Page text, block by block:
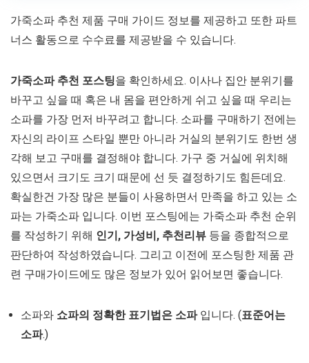
가죽소파 추천 제품 구매 가이드 정보를 제공하고 또한 파트
너스 활동으로 수수료를 제공받을 수 있습니다.
가죽소파 추천 포스팅을 확인하세요. 이사나 집안 분위기를
바꾸고 싶을 때 혹은 내 몸을 편안하게 쉬고 싶을 때 우리는
소파를 가장 먼저 바꾸려고 합니다. 소파를 구매하기 전에는
자신의 라이프 스타일 뿐만 아니라 거실의 분위기도 한번 생
각해 보고 구매를 결정해야 합니다. 가구 중 거실에 위치해
있으면서 크기도 크기 때문에 선 듯 결정하기도 힘든데요.
확실한건 가장 많은 분들이 사용하면서 만족을 하고 있는 소
파는 가죽소파 입니다. 이번 포스팅에는 가죽소파 추천 순위
를 작성하기 위해 인기, 가성비, 추천리뷰 등을 종합적으로
판단하여 작성하였습니다. 그리고 이전에 포스팅한 제품 관
련 구매가이드에도 많은 정보가 있어 읽어보면 좋습니다.
소파와 쇼파의 정확한 표기법은 소파입니다. (표준어는
소파.)